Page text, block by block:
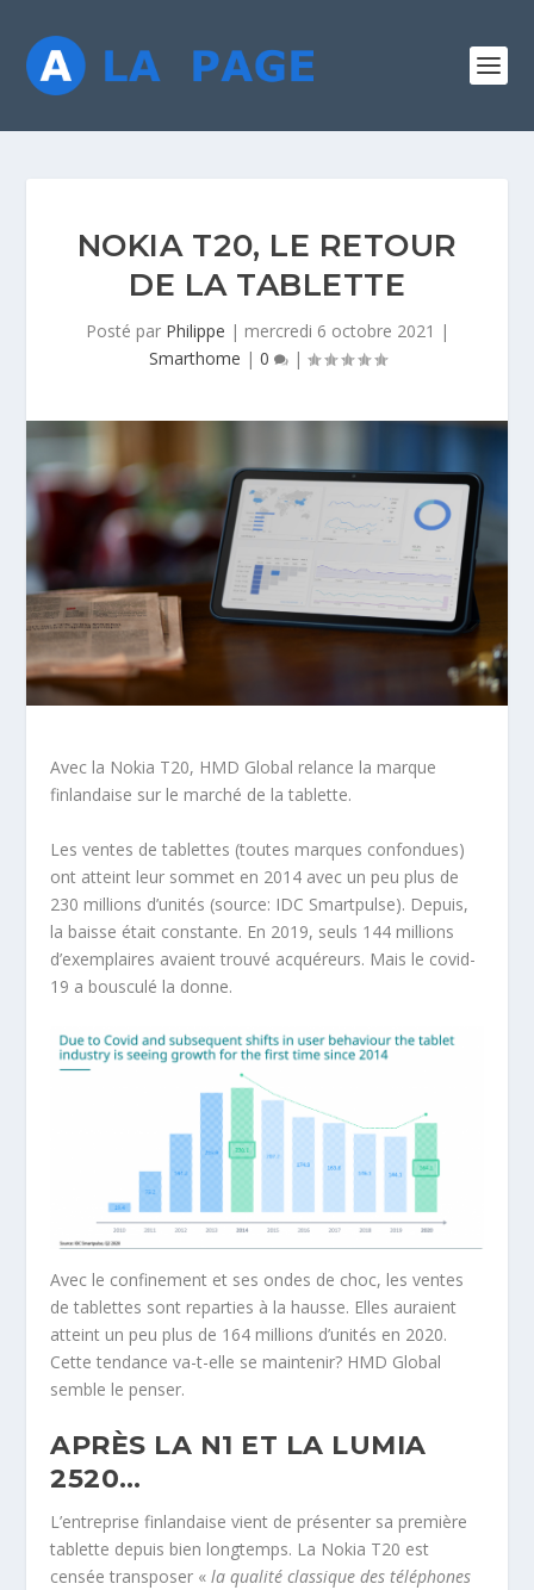
NOKIA T20, LE RETOUR
DE LA TABLETTE
Posté par Philippe | mercredi 6 octobre 2021 |
Smarthome | 0 |
Avec la Nokia T20, HMD Global relance la marque
finlandaise sur le marché de la tablette.
Les ventes de tablettes (toutes marques confondues)
ont atteint leur sommet en 2014 avec un peu plus de
230 millions d’unités (source: IDC Smartpulse). Depuis,
la baisse était constante. En 2019, seuls 144 millions
d’exemplaires avaient trouvé acquéreurs. Mais le covid-
19 a bousculé la donne.
Avec le confinement et ses ondes de choc, les ventes
de tablettes sont reparties à la hausse. Elles auraient
atteint un peu plus de 164 millions d’unités en 2020.
Cette tendance va-t-elle se maintenir? HMD Global
semble le penser.
APRÈS LA N1 ET LA LUMIA
2520…
L’entreprise finlandaise vient de présenter sa première
tablette depuis bien longtemps. La Nokia T20 est
censée transposer «la qualité classique des téléphones